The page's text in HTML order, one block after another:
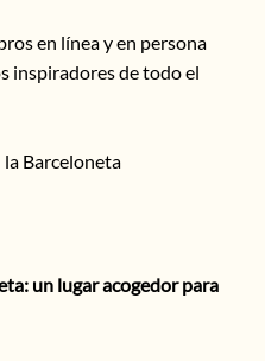
en línea y en persona
inspiradores de todo el
Barceloneta
un lugar acogedor para